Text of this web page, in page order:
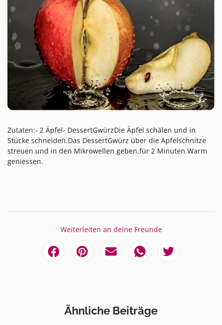
Zutaten:- 2 Äpfel- DessertGwürzDie Äpfel schälen und in
Stücke schneiden.Das DessertGwürz über die Apfelschnitze
streuen und in den Mikrowellen geben,für 2 Minuten.Warm
geniessen.
Weiterleiten an deine Freunde
Ähnliche Beiträge